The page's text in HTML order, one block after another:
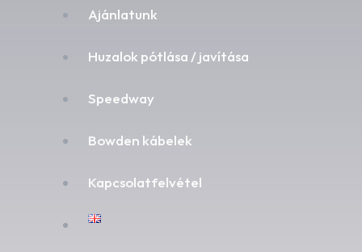
Ajánlatunk
Huzalok pótlása / javítása
Speedway
Bowden kábelek
Kapcsolatfelvétel